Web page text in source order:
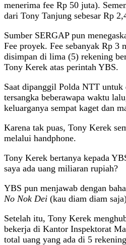
menerima fee Rp 50 juta).
dari Tony Tanjung sebesar Rp
Sumber SERGAP pun
Fee proyek. Fee sebanyak Rp 3
disimpan di lima (5) rekening
Tony Kerek atas perintah YBS.
Saat dipanggil Polda NTT untuk
tersangka beberawapa waktu
keluarganya sempat kaget dan
Karena tak puas, Tony Kerek
melalui handphone.
Tony Kerek bertanya kepada
saya ada uang miliaran rupiah?
YBS pun menjawab dengan
No Nok Dei (kau diam diam
Setelah itu, Tony Kerek
bekerja di Kantor Inspektorat
total uang yang ada di 5